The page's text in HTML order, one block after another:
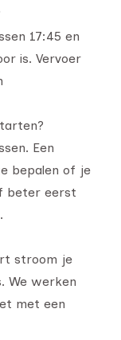
17:45 en
is. Vervoer
Een
bepalen of je
beter eerst
stroom je
We werken
met een